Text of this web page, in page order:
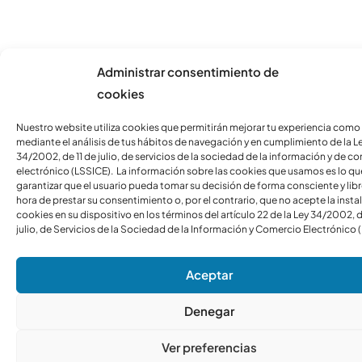
Administrar consentimiento de
cookies
Nuestro website utiliza cookies que permitirán mejorar tu experiencia como
mediante el análisis de tus hábitos de navegación y en cumplimiento de la
34/2002, de 11 de julio, de servicios de la sociedad de la información y de
electrónico (LSSICE). La información sobre las cookies que usamos es lo
garantizar que el usuario pueda tomar su decisión de forma consciente y
hora de prestar su consentimiento o, por el contrario, que no acepte la
cookies en su dispositivo en los términos del artículo 22 de la Ley 34/2002,
julio, de Servicios de la Sociedad de la Información y Comercio Electrónico
Aceptar
Denegar
Ver preferencias